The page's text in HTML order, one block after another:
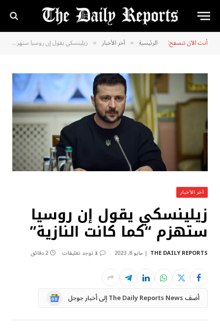
أنت الآن تتصفح: الرئيسية » آخر الأخبار » زيلينسكي يقول إن روسيا ستهزم “كما كانت النازية”
آخر الأخبار
زيلينسكي يقول إن روسيا
ستهزم “كما كانت النازية”
THE DAILY REPORTS مايو 8, 2023 لا توجد تعليقات 2 دقائق
أضف The Daily Reports News إلى أخبار جوجل Google
News